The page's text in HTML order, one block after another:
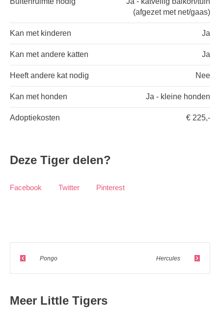
(afgezet met net/gaas)
Kan met kinderen Ja
Kan met andere katten Ja
Heeft andere kat nodig Nee
Kan met honden Ja - kleine honden
Adoptiekosten € 225,-
Deze Tiger delen?
Facebook Twitter Pinterest
Pongo Hercules
Meer Little Tigers